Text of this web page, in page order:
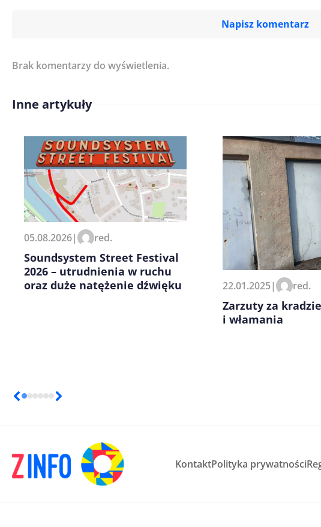
Napisz komentarz
Imię/ Nick*
Zapamiętaj moje dane w tej przeglądarce
kolejnych komentarzy.
Brak komentarzy do wyświetlenia.
Inne artykuły
05.08.2026| red.
Soundsystem Street Festival
2026 – utrudnienia w ruchu
oraz duże natężenie dźwięku
22.01.2025| red.
Zarzuty za
i włamania
KontaktPolityka prywatności